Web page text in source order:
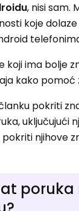
, nisi sam.
koje
koji ima bolje
kako pomoć
pokriti
uključujući
njihove
poruka